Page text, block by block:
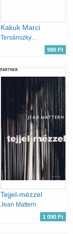
Kakuk Marci
Tersánszky J.Jenő
990 Ft
PARTNER
Tejjel-mézzel
Jean Mattern
1 090 Ft